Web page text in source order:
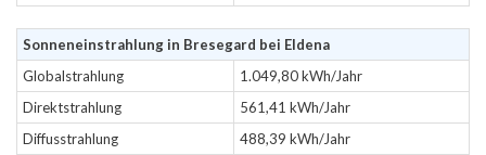
Sonneneinstrahlung in Bresegard bei Eldena
Globalstrahlung
1.049,80 kWh/Jahr
Direktstrahlung
561,41 kWh/Jahr
Diffusstrahlung
488,39 kWh/Jahr